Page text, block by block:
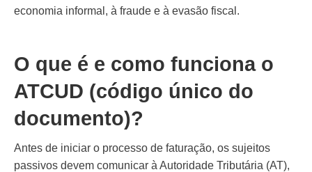
economia informal, à fraude e à evasão fiscal.
O que é e como funciona o
ATCUD (código único do
documento)?
Antes de iniciar o processo de faturação, os sujeitos
passivos devem comunicar à Autoridade Tributária (AT),